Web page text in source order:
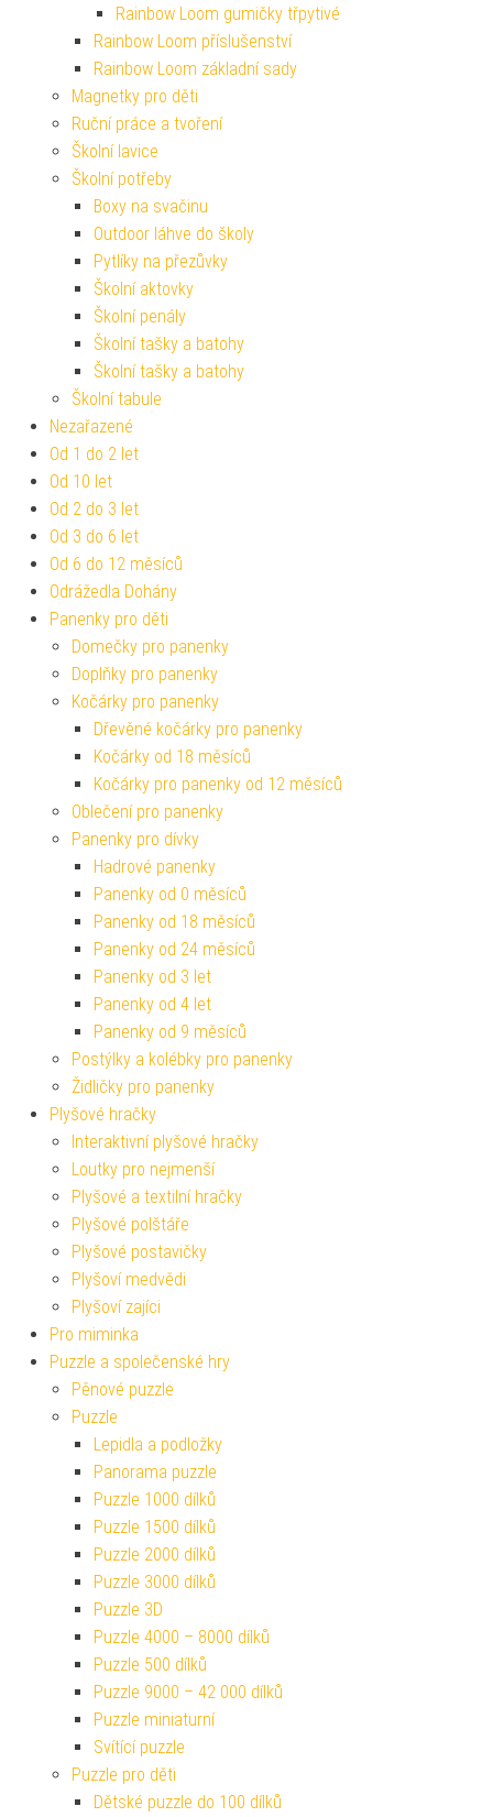
Rainbow Loom gumičky třpytivé
Rainbow Loom příslušenství
Rainbow Loom základní sady
Magnetky pro děti
Ruční práce a tvoření
Školní lavice
Školní potřeby
Boxy na svačinu
Outdoor láhve do školy
Pytlíky na přezůvky
Školní aktovky
Školní penály
Školní tašky a batohy
Školní tašky a batohy
Školní tabule
Nezařazené
Od 1 do 2 let
Od 10 let
Od 2 do 3 let
Od 3 do 6 let
Od 6 do 12 měsíců
Odrážedla Dohány
Panenky pro děti
Domečky pro panenky
Doplňky pro panenky
Kočárky pro panenky
Dřevěné kočárky pro panenky
Kočárky od 18 měsíců
Kočárky pro panenky od 12 měsíců
Oblečení pro panenky
Panenky pro dívky
Hadrové panenky
Panenky od 0 měsíců
Panenky od 18 měsíců
Panenky od 24 měsíců
Panenky od 3 let
Panenky od 4 let
Panenky od 9 měsíců
Postýlky a kolébky pro panenky
Židličky pro panenky
Plyšové hračky
Interaktivní plyšové hračky
Loutky pro nejmenší
Plyšové a textilní hračky
Plyšové polštáře
Plyšové postavičky
Plyšoví medvědi
Plyšoví zajíci
Pro miminka
Puzzle a společenské hry
Pěnové puzzle
Puzzle
Lepidla a podložky
Panorama puzzle
Puzzle 1000 dílků
Puzzle 1500 dílků
Puzzle 2000 dílků
Puzzle 3000 dílků
Puzzle 3D
Puzzle 4000 – 8000 dílků
Puzzle 500 dílků
Puzzle 9000 – 42 000 dílků
Puzzle miniaturní
Svítící puzzle
Puzzle pro děti
Dětské puzzle do 100 dílků